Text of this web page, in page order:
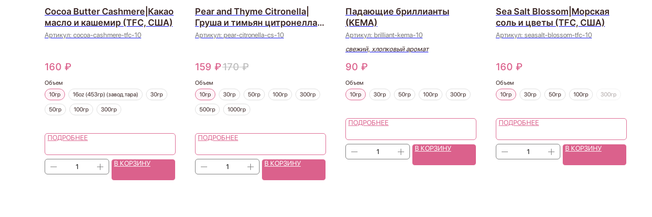
Cocoa Butter Cashmere|Какао
масло и кашемир (TFC, США)
Артикул: cocoa-cashmere-tfc-10
160 ₽
Объем
10гр
16oz (453гр) (завод.тара) 30гр
50гр 100гр 300гр
ПОДРОБНЕЕ
В КОРЗИНУ
Pear and Thyme Citronella|
Груша и тимьян цитронелла
(Candlescience, США)
Артикул: pear-citronella-cs-10
159 ₽170 ₽
Объем
10гр
30гр 50гр 100гр 300гр
500гр 1000гр
ПОДРОБНЕЕ
В КОРЗИНУ
Падающие бриллианты
(KEMA)
Артикул: brilliant-kema-10
свежий, хлопковый аромат
90 ₽
Объем
10гр
30гр 50гр 100гр 300гр
ПОДРОБНЕЕ
В КОРЗИНУ
Sea Salt Blossom|Морская
соль и цветы (TFC, США)
Артикул: seasalt-blossom-tfc-10
160 ₽
Объем
10гр
30гр 50гр 100гр 300гр
ПОДРОБНЕЕ
В КОРЗИНУ